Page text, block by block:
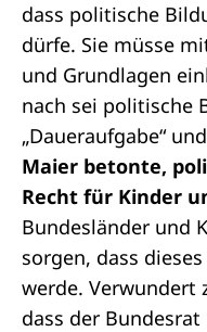
dass politische
dürfe. Sie müsse
und Grundlagen
nach sei politische
„Daueraufgabe“
Maier betonte,
Recht für Kinder
Bundesländer und
sorgen, dass
werde. Verwundert
dass der